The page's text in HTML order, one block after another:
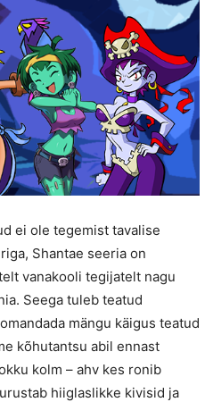
ei ole tegemist tavalise
Shantae seeria on
vanakooli tegijatelt nagu
Seega tuleb teatud
mängu käigus teatud
kõhutantsu abil ennast
kolm – ahv kes ronib
hiiglaslikke kivisid ja